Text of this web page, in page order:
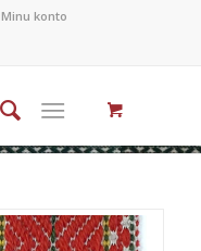
Minu konto